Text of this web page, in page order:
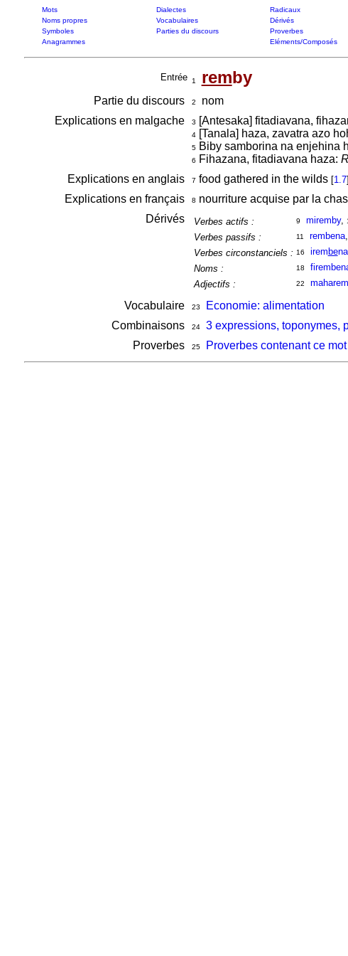
Mots Dialectes Radicaux
Noms propres
Vocabulaires Dérivés
Symboles
Parties du discours Proverbes
Anagrammes
Eléments/Composés
Entrée 1 remby
Partie du discours 2
nom
Explications en malgache
3 [Antesaka] fitadiavana,
4[Tanala] haza, zavatra azo
5Biby samborina na enjehina
6 Fihazana, fitadiavana haza:
Explications en anglais 7 food gathered in the wilds [1.7]
Explications en français 8 nourriture acquise par la
Dérivés Verbes actifs : 9 miremby,
Verbes passifs :
11 rembena,
Verbes circonstanciels : 16 irem bena
Noms :
18
Adjectifs :
22
Vocabulaire 23
Economie: alimentation
Combinaisons
24
3 expressions, toponymes,
Proverbes
25 Proverbes contenant ce mot